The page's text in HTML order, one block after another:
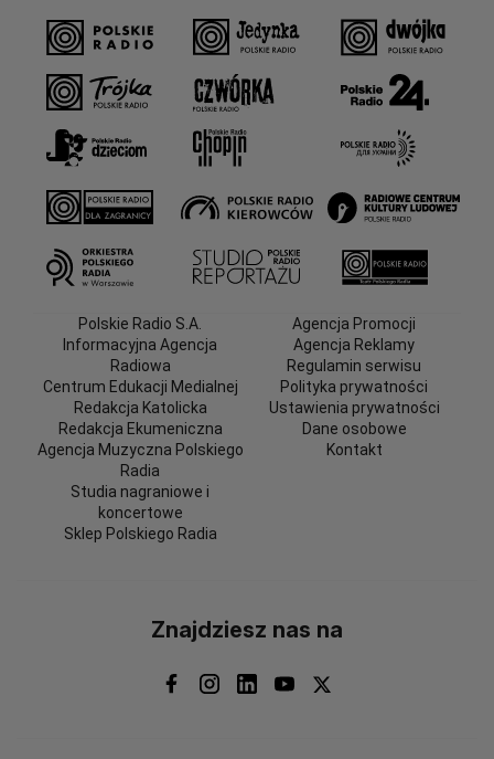
Polskie Radio S.A.
Informacyjna Agencja
Radiowa
Centrum Edukacji Medialnej
Redakcja Katolicka
Redakcja Ekumeniczna
Agencja Muzyczna Polskiego
Radia
Studia nagraniowe i
koncertowe
Sklep Polskiego Radia
Agencja Promocji
Agencja Reklamy
Regulamin serwisu
Polityka prywatności
Ustawienia prywatności
Dane osobowe
Kontakt
Znajdziesz nas na